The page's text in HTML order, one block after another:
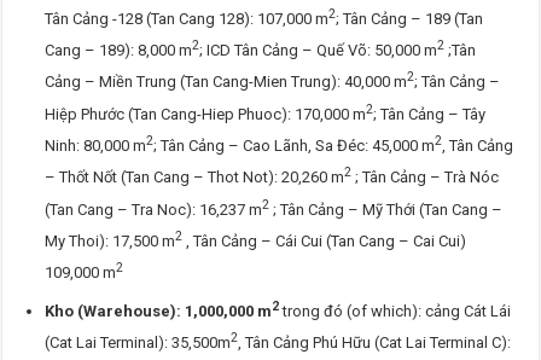
Tân Cảng -128 (Tan Cang 128): 107,000 m2; Tân Cảng – 189 (Tan
Cang – 189): 8,000 m2; ICD Tân Cảng – Quế Võ: 50,000 m2 ;Tân
Cảng – Miền Trung (Tan Cang-Mien Trung): 40,000 m2; Tân Cảng –
Hiệp Phước (Tan Cang-Hiep Phuoc): 170,000 m2; Tân Cảng – Tây
Ninh: 80,000 m2; Tân Cảng – Cao Lãnh, Sa Đéc: 45,000 m2, Tân Cảng
– Thốt Nốt (Tan Cang – Thot Not): 20,260 m2; Tân Cảng – Trà Nóc
(Tan Cang – Tra Noc): 16,237 m2; Tân Cảng – Mỹ Thới (Tan Cang –
My Thoi): 17,500 m2 , Tân Cảng – Cái Cui (Tan Cang – Cai Cui)
109,000 m2
Kho (Warehouse): 1 ,000,000 m2trong đó (of which): cảng Cát Lái
(Cat Lai Terminal): 35,500m2, Tân Cảng Phú Hữu (Cat Lai Terminal C):